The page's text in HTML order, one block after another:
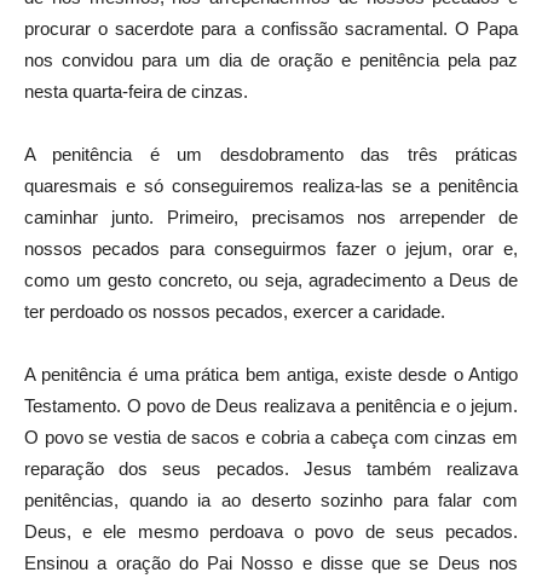
procurar o sacerdote para a confissão sacramental. O Papa
nos convidou para um dia de oração e penitência pela paz
nesta quarta-feira de cinzas.
A penitência é um desdobramento das três práticas
quaresmais e só conseguiremos realiza-las se a penitência
caminhar junto. Primeiro, precisamos nos arrepender de
nossos pecados para conseguirmos fazer o jejum, orar e,
como um gesto concreto, ou seja, agradecimento a Deus de
ter perdoado os nossos pecados, exercer a caridade.
A penitência é uma prática bem antiga, existe desde o Antigo
Testamento. O povo de Deus realizava a penitência e o jejum.
O povo se vestia de sacos e cobria a cabeça com cinzas em
reparação dos seus pecados. Jesus também realizava
penitências, quando ia ao deserto sozinho para falar com
Deus, e ele mesmo perdoava o povo de seus pecados.
Ensinou a oração do Pai Nosso e disse que se Deus nos